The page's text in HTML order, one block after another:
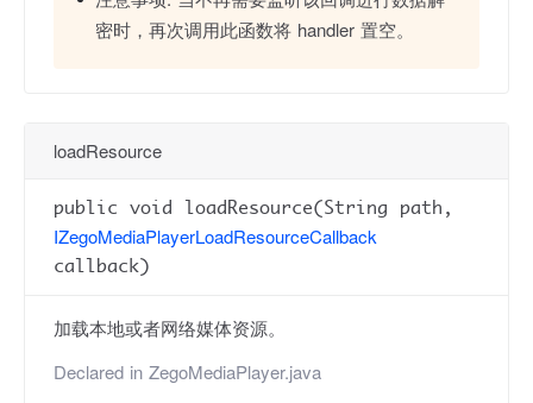
密时，再次调用此函数将 handler 置空。
loadResource
public void loadResource(String path,
IZegoMediaPlayerLoadResourceCallback
callback)
加载本地或者网络媒体资源。
Declared in ZegoMediaPlayer.java